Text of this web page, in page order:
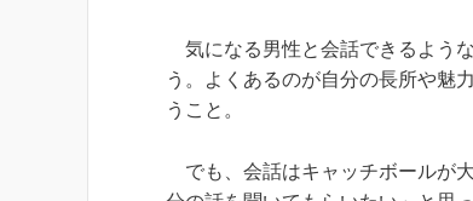
気になる男性と会話できるよう
う。よくあるのが自分の長所や魅
うこと。
でも、会話はキャッチボールが